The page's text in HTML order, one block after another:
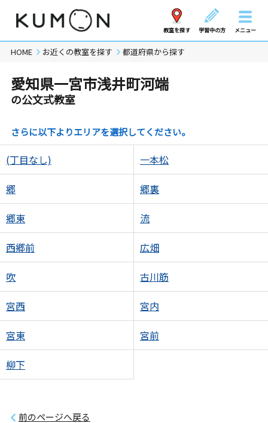
教室を探す 学習中の方 メニュー
HOME お近くの教室を探す 都道府県から探す
愛知県一宮市浅井町河端
の公文式教室
さらに以下よりエリアを選択してください。
(丁目なし) 一本松
郷 郷裏
郷東 流
西郷前 広畑
吹 古川筋
宮西 宮内
宮東 宮前
柳下
前のページへ戻る